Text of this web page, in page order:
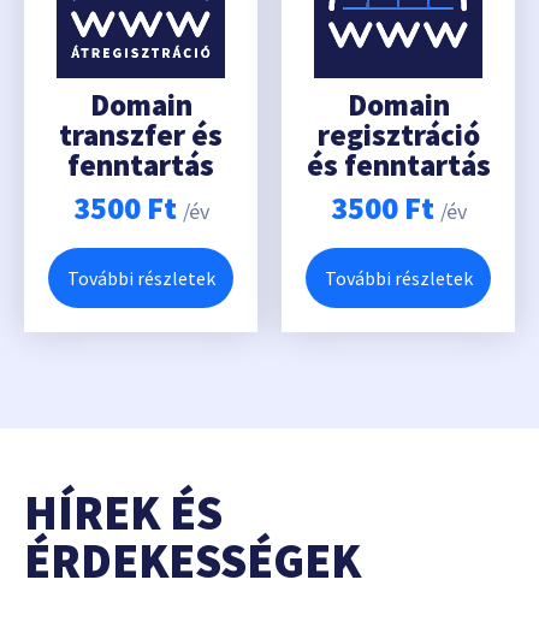
Domain
transzfer és
fenntartás
3500 Ft /év
További részletek
Domain
regisztráció
és fenntartás
3500 Ft /év
További részletek
HÍREK ÉS
ÉRDEKESSÉGEK